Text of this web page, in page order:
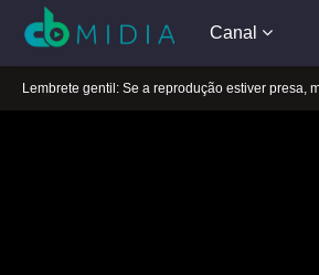
Canal
Lembrete gentil: Se a reprodução estiver presa,